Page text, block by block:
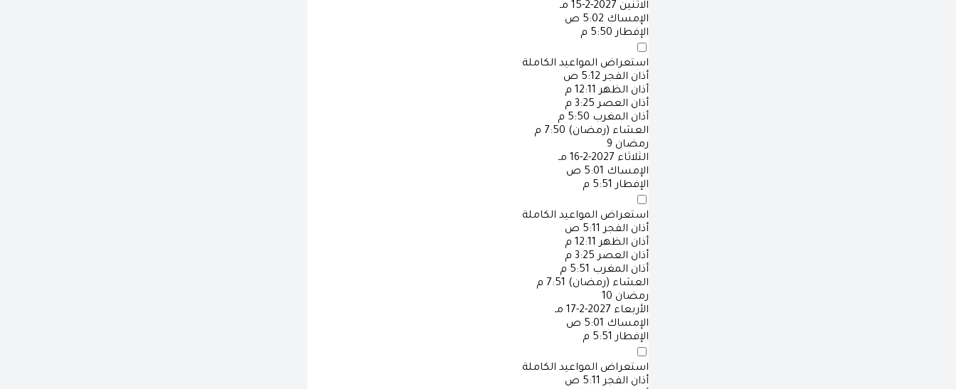
الاثنين 2027-2-15 مـ
الإمساك 5:02 ص
الإفطار 5:50 م
استعراض المواعيد الكاملة
أذان الفجر 5:12 ص
أذان الظهر 12:11 م
أذان العصر 3:25 م
أذان المغرب 5:50 م
العشاء (رمضان) 7:50 م
رمضان 9
الثلاثاء 2027-2-16 مـ
الإمساك 5:01 ص
الإفطار 5:51 م
استعراض المواعيد الكاملة
أذان الفجر 5:11 ص
أذان الظهر 12:11 م
أذان العصر 3:25 م
أذان المغرب 5:51 م
العشاء (رمضان) 7:51 م
رمضان 10
الأربعاء 2027-2-17 مـ
الإمساك 5:01 ص
الإفطار 5:51 م
استعراض المواعيد الكاملة
أذان الفجر 5:11 ص